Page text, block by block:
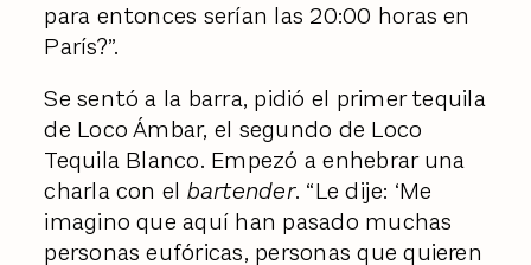
para entonces serían las 20:00 horas en
París?”.
Se sentó a la barra, pidió el primer tequila
de Loco Ámbar, el segundo de Loco
Tequila Blanco. Empezó a enhebrar una
charla con el bartender. “Le dije: ‘Me
imagino que aquí han pasado muchas
personas eufóricas, personas que quieren